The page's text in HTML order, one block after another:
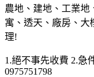
農地、建地、工業地
寓、透天、廠房、大
理!
1.絕不事先收費 2.急
0975751798